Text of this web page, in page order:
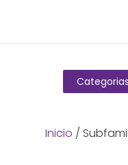
Categorias
Inicio /